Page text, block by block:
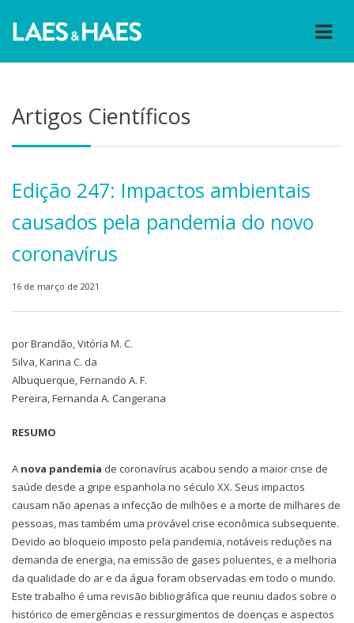
Artigos Científicos
Edição 247: Impactos ambientais
causados pela pandemia do novo
coronavírus
16 de março de 2021
por Brandão, Vitória M. C.
Silva, Karina C. da
Albuquerque, Fernando A. F.
Pereira, Fernanda A. Cangerana
RESUMO
A nova pandemia de coronavírus acabou sendo a maior crise de
saúde desde a gripe espanhola no século XX. Seus impactos
causam não apenas a infecção de milhões e a morte de milhares de
pessoas, mas também uma provável crise econômica subsequente.
Devido ao bloqueio imposto pela pandemia, notáveis reduções na
demanda de energia, na emissão de gases poluentes, e a melhoria
da qualidade do ar e da água foram observadas em todo o mundo.
Este trabalho é uma revisão bibliográfica que reuniu dados sobre o
histórico de emergências e ressurgimentos de doenças e aspectos